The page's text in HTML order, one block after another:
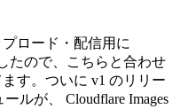
ロード・配信用に
たので、こちらと合わせ
す。ついに v1 のリリー
ールが、 Cloudflare Images